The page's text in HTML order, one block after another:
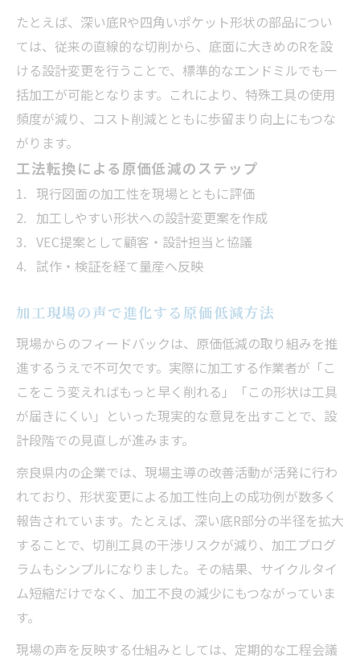
たとえば、深い底Rや四角いポケット形状の部品につい
ては、従来の直線的な切削から、底面に大きめのRを設
ける設計変更を行うことで、標準的なエンドミルでも一
括加工が可能となります。これにより、特殊工具の使用
頻度が減り、コスト削減とともに歩留まり向上にもつな
がります。
工法転換による原価低減のステップ
現行図面の加工性を現場とともに評価
加工しやすい形状への設計変更案を作成
VEC提案として顧客・設計担当と協議
試作・検証を経て量産へ反映
加工現場の声で進化する原価低減方法
現場からのフィードバックは、原価低減の取り組みを推
進するうえで不可欠です。実際に加工する作業者が「こ
こをこう変えればもっと早く削れる」「この形状は工具
が届きにくい」といった現実的な意見を出すことで、設
計段階での見直しが進みます。
奈良県内の企業では、現場主導の改善活動が活発に行わ
れており、形状変更による加工性向上の成功例が数多く
報告されています。たとえば、深い底R部分の半径を拡大
することで、切削工具の干渉リスクが減り、加工プログ
ラムもシンプルになりました。その結果、サイクルタイ
ム短縮だけでなく、加工不良の減少にもつながっていま
す。
現場の声を反映する仕組みとしては、定期的な工程会議